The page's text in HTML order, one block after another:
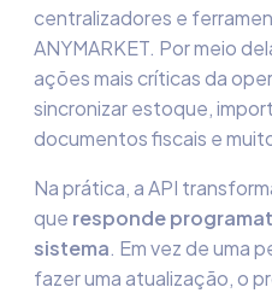
centralizadores e
ANYMARKET. Por meio
ações mais críticas da
sincronizar estoque,
documentos fiscais e
Na prática, a API
que responde
sistema. Em vez de uma
fazer uma atualização, o